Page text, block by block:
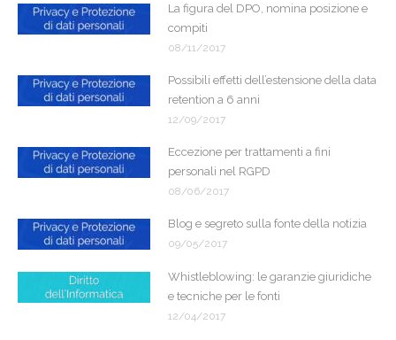
La figura del DPO, nomina posizione e
compiti
08/11/2017
Possibili effetti dell’estensione della data
retention a 6 anni
12/09/2017
Eccezione per trattamenti a fini
personali nel RGPD
08/06/2017
Blog e segreto sulla fonte della notizia
09/05/2017
Whistleblowing: le garanzie giuridiche
e tecniche per le fonti
12/04/2017